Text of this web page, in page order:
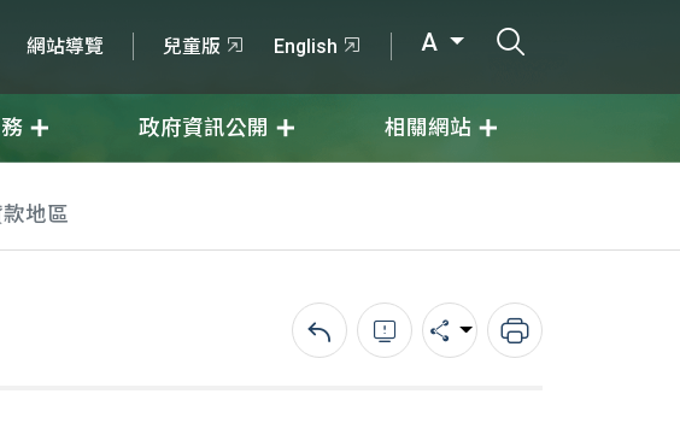
網站導覽 兒童版 English A
政府資訊公開 相關網站
地區
回上一頁錯誤回報分享 列印